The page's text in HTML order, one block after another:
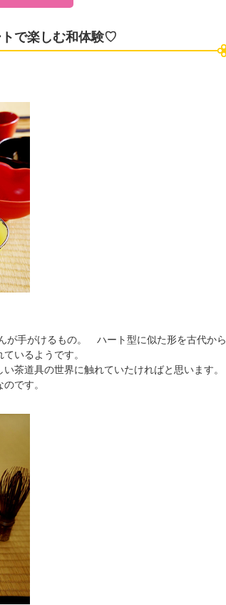
トで楽しむ和体験♡
が手がけるもの。 ハート型に似た形を古代から
いるようです。
茶道具の世界に触れていたければと思います。
です。